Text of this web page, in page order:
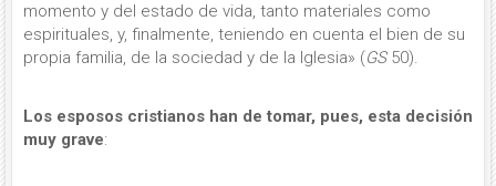
momento y del estado de vida, tanto materiales como
espiri­tuales, y, finalmente, teniendo en cuenta el bien de su
propia familia, de la sociedad y de la Iglesia» (GS50).
Los esposos cristianos han de tomar, pues, esta decisión
muy grave: